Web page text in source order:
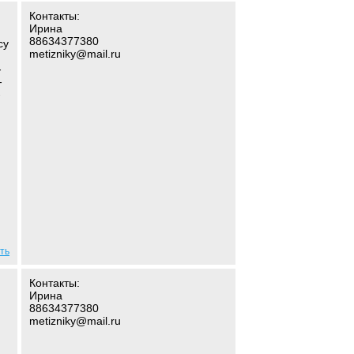
Контакты:
Ирина
88634377380
metizniky@mail.ru
Контакты:
Ирина
88634377380
metizniky@mail.ru